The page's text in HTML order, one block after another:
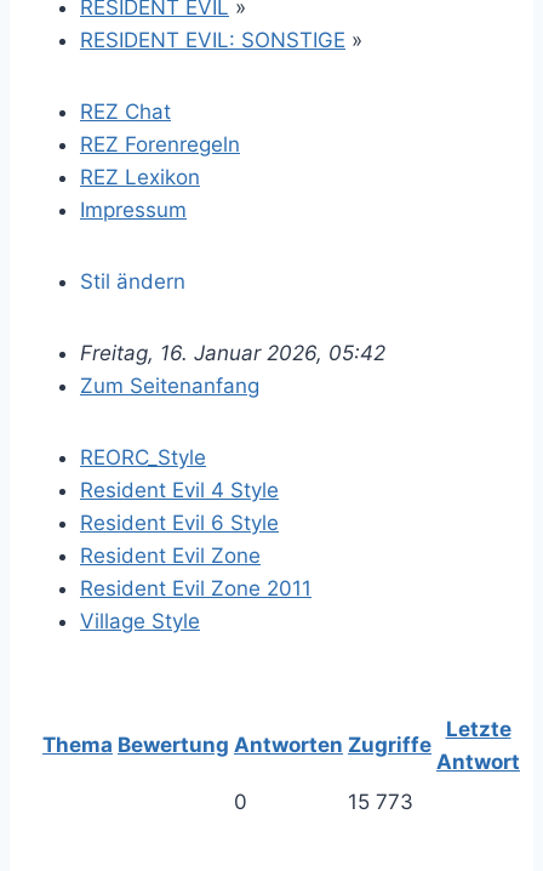
RESIDENT EVIL »
RESIDENT EVIL: SONSTIGE »
REZ Chat
REZ Forenregeln
REZ Lexikon
Impressum
Stil ändern
Freitag, 16. Januar 2026, 05:42
Zum Seitenanfang
REORC_Style
Resident Evil 4 Style
Resident Evil 6 Style
Resident Evil Zone
Resident Evil Zone 2011
Village Style
Thema Bewertung Antworten Zugriffe
Letzte
Antwort
0
15 773